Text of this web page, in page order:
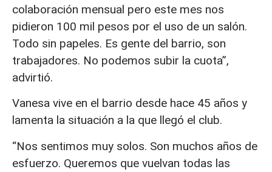
colaboración mensual pero este mes nos
pidieron 100 mil pesos por el uso de un salón.
Todo sin papeles. Es gente del barrio, son
trabajadores. No podemos subir la cuota”,
advirtió.
Vanesa vive en el barrio desde hace 45 años y
lamenta la situación a la que llegó el club.
“Nos sentimos muy solos. Son muchos años de
esfuerzo. Queremos que vuelvan todas las